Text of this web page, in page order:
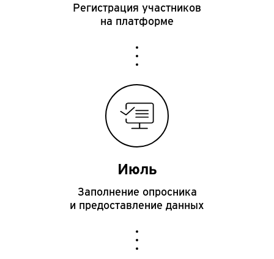
Регистрация участников
на платформе
Июль
Заполнение опросника
и предоставление данных